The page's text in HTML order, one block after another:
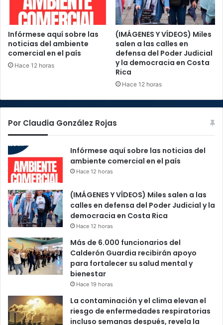
Infórmese aquí sobre las
noticias del ambiente
comercial en el país
Hace 12 horas
(IMÁGENES Y VÍDEOS) Miles
salen a las calles en
defensa del Poder Judicial
y la democracia en Costa
Rica
Hace 12 horas
Por Claudia González Rojas
Infórmese aquí sobre las noticias del
ambiente comercial en el país
Hace 12 horas
(IMÁGENES Y VÍDEOS) Miles salen a las
calles en defensa del Poder Judicial y la
democracia en Costa Rica
Hace 12 horas
Más de 6.000 funcionarios del
Calderón Guardia recibirán apoyo
para fortalecer su salud mental y
bienestar
Hace 19 horas
La contaminación y el clima elevan el
riesgo de enfermedades respiratorias
incluso semanas después, revela la